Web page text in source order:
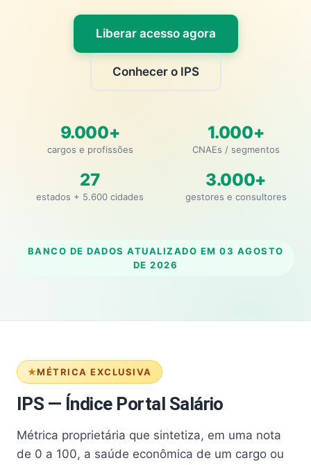
Liberar acesso agora
Conhecer o IPS
9.000+
cargos e profissões
1.000+
CNAEs / segmentos
27
estados + 5.600 cidades
3.000+
gestores e consultores
BANCO DE DADOS ATUALIZADO EM 03 AGOSTO
DE 2026
MÉTRICA EXCLUSIVA
IPS — Índice Portal Salário
Métrica proprietária que sintetiza, em uma nota
de 0 a 100, a saúde econômica de um cargo ou